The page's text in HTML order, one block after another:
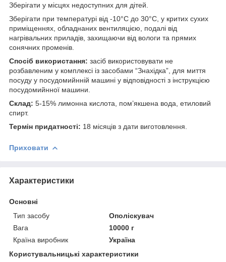
Зберігати у місцях недоступних для дітей.
Зберігати при температурі від -10°C до 30°C, у критих сухих
приміщеннях, обладнаних вентиляцією, подалі від
нагрівальних приладів, захищаючи від вологи та прямих
сонячних променів.
Спосіб використання: засіб використовувати не
розбавленим у комплексі із засобами “Знахідка”, для миття
посуду у посудомийнній машині у відповідності з інструкцією
посудомийнної машини.
Склад: 5-15% лимонна кислота, пом’якшена вода, етиловий
спирт.
Термін придатності: 18 місяців з дати виготовлення.
Приховати
Характеристики
Основні
Тип засобу
Ополіскувач
Вага
10000 г
Країна виробник
Україна
Користувальницькі характеристики